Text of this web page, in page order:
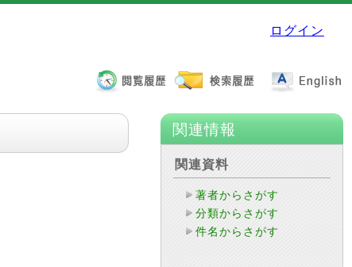
ログイン
関連情報
関連資料
著者からさがす
分類からさがす
件名からさがす